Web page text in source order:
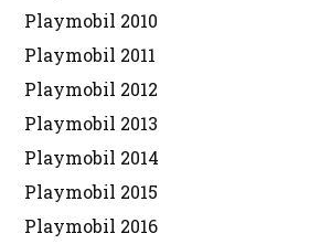
Playmobil 2010
Playmobil 2011
Playmobil 2012
Playmobil 2013
Playmobil 2014
Playmobil 2015
Playmobil 2016